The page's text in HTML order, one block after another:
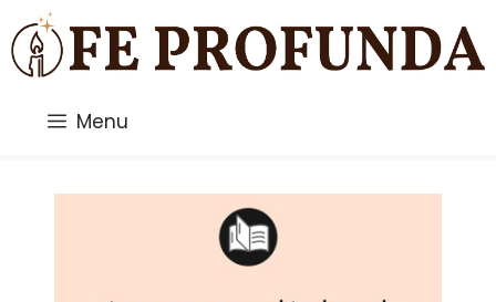
Saltar
al
contenido
Menu